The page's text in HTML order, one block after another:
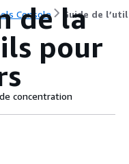
Console Guide de
de la
pour
concentration